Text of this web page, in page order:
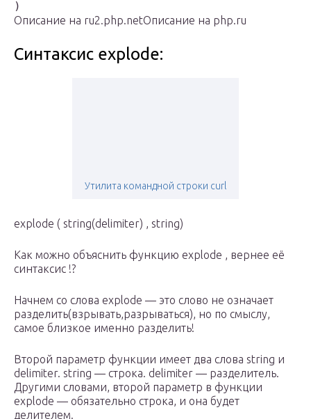
Описание на ru2.php.netОписание на php.ru
Синтаксис explode:
Утилита командной строки curl
explode ( string(delimiter) , string)
Как можно объяснить функцию explode , вернее её
синтаксис !?
Начнем со слова explode — это слово не означает
разделить(взрывать,разрываться), но по смыслу,
самое близкое именно разделить!
Второй параметр функции имеет два слова string и
delimiter. string — строка. delimiter — разделитель.
Другими словами, второй параметр в функции
explode — обязательно строка, и она будет
делителем.